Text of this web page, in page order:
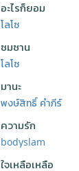
อะไรก็ยอม
โลโซ
ซมซาน
โลโซ
มานะ
พงษ์สิทธิ์ คำภีร์
ความรัก
bodyslam
ใจเหลือเหลือ